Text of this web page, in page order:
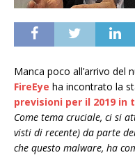
Manca poco all’arrivo del
FireEye ha incontrato la
previsioni per il 2019
Come tema cruciale, ci si
visti di recente) da parte
che questo malware, ha